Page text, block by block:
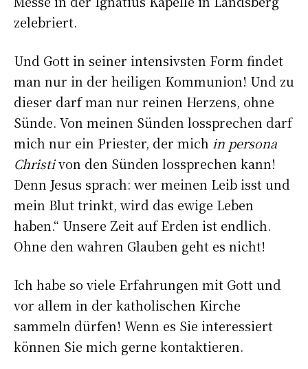
zelebriert.
Und Gott in seiner intensivsten Form findet
man nur in der heiligen Kommunion! Und zu
dieser darf man nur reinen Herzens, ohne
Sünde. Von meinen Sünden lossprechen darf
mich nur ein Priester, der mich in persona
Christivon den Sünden lossprechen kann!
Denn Jesus sprach: wer meinen Leib isst und
mein Blut trinkt, wird das ewige Leben
haben.“ Unsere Zeit auf Erden ist endlich.
Ohne den wahren Glauben geht es nicht!
Ich habe so viele Erfahrungen mit Gott und
vor allem in der katholischen Kirche
sammeln dürfen! Wenn es Sie interessiert
können Sie mich gerne kontaktieren.